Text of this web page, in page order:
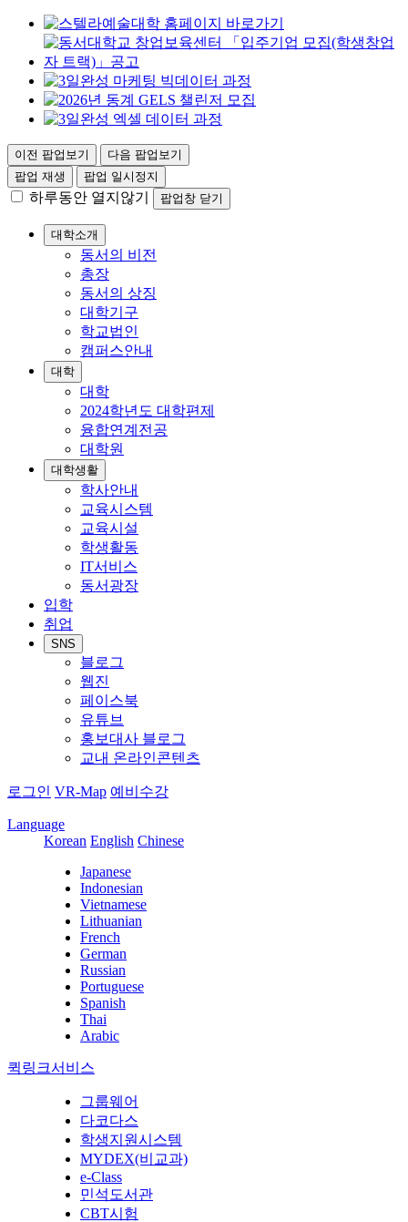
이전 팝업보기
다음 팝업보기
팝업 재생
팝업 일시정지
하루동안 열지않기 팝업창 닫기
대학소개
동서의 비전
총장
동서의 상징
대학기구
학교법인
캠퍼스안내
대학
대학
2024학년도 대학편제
융합연계전공
대학원
대학생활
학사안내
교육시스템
교육시설
학생활동
IT서비스
동서광장
입학
취업
SNS
블로그
웹진
페이스북
유튜브
홍보대사 블로그
교내 온라인콘텐츠
로그인 VR-Map 예비수강
Language
Korean English Chinese
Japanese
Indonesian
Vietnamese
Lithuanian
French
German
Russian
Portuguese
Spanish
Thai
Arabic
퀵링크서비스
그룹웨어
다코다스
학생지원시스템
MYDEX(비교과)
e-Class
민석도서관
CBT시험